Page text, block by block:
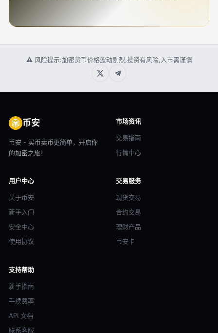
⚠ 风险提示:加密货币价格波动剧烈,投资有风险,入市需谨慎
币安
币安 - 买币卖币更简单，开启你
的加密之旅！
市场资讯
交易指南
行情中心
用户中心
关于币安
新手入门
安全中心
使用协议
交易服务
现货交易
合约交易
理财产品
币安卡
支持帮助
新手指南
手续费率
API 文档
联系客服